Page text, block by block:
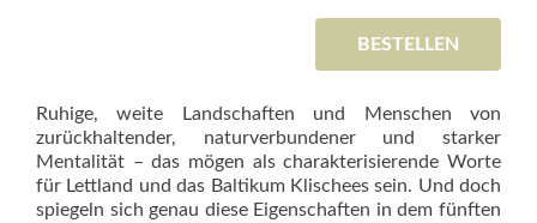
BESTELLEN
Ruhige, weite Landschaften und Menschen von
zurückhaltender, na­turverbundener und starker
Mentalität – das mögen als charakterisierende Worte
für Lettland und das Baltikum Klischees sein. Und doch
spiegeln sich genau diese Eigenschaften in dem fünften